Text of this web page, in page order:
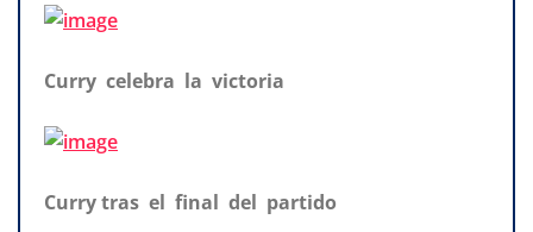
Curry celebra la victoria
Curry tras el final del partido